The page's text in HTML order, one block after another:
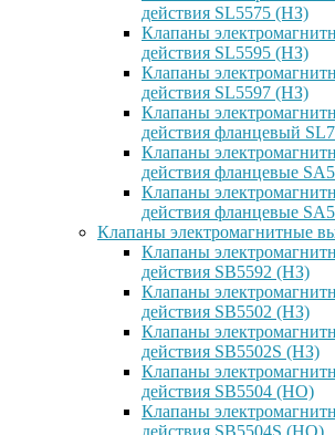
действия SL5575 (НЗ)
Клапаны
действия SL5595 (НЗ)
Клапаны
действия SL5597 (НЗ)
Клапаны
действия фланцевый
Клапаны
действия фланцевые
Клапаны
действия фланцевые
Клапаны электромагнитные
Клапаны
действия SB5592 (НЗ)
Клапаны
действия SB5502 (НЗ)
Клапаны
действия SB5502S (НЗ)
Клапаны
действия SB5504 (НО)
Клапаны
действия SB5504S (НО)